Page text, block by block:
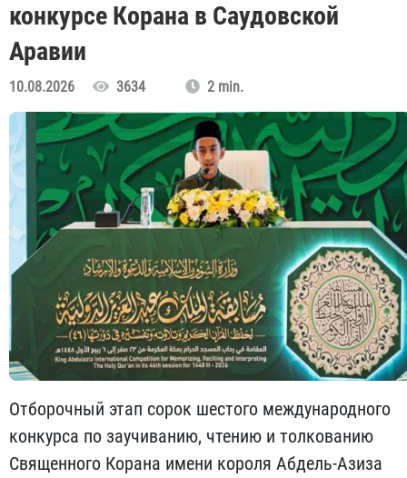
конкурсе Корана в Саудовской
Аравии
10.08.2026 3634 2 min.
Отборочный этап сорок шестого международного
конкурса по заучиванию, чтению и толкованию
Священного Корана имени короля Абдель-Азиза